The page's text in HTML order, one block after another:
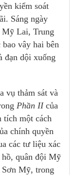
kiểm soát
Sáng ngày
Mỹ Lai, Trung
vây hai bên
đạn dội xuống
vụ thảm sát và
Phần IIcủa
tích một cách
chính quyền
các tư liệu xác
quân đội Mỹ
Mỹ, trong